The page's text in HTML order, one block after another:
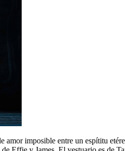
imposible entre un espítitu